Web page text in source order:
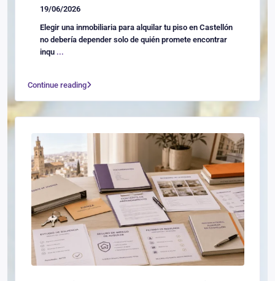
19/06/2026
Elegir una inmobiliaria para alquilar tu piso en Castellón
no debería depender solo de quién promete encontrar
inqu ...
Continue reading